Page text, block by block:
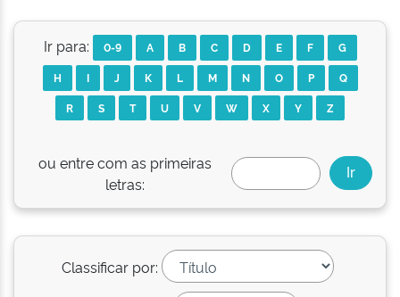
Ir para: 0-9 A B C D E F
G
H
I J K L M N O P
Q
R
S T U V W X Y Z
ou entre com as primeiras
letras:
Classificar por: